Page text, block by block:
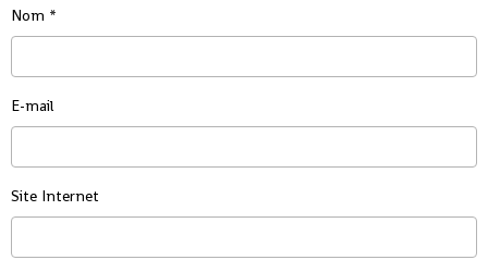
Nom
E-mail
Site Internet